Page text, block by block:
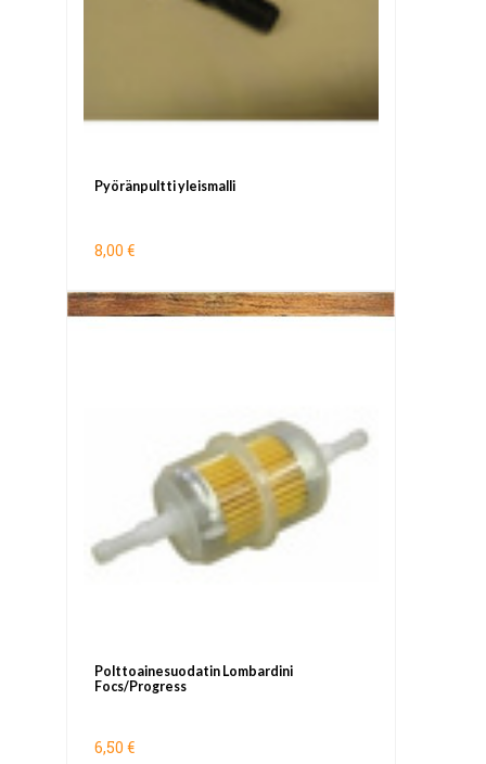
Pyöränpultti yleismalli
8,00 €
Polttoainesuodatin Lombardini
Focs/Progress
6,50 €